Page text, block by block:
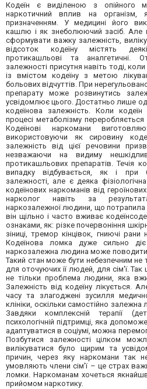
Кодеїн є виділеною з опійного
наркотичний вплив на
призначенням. У медицині його
кашлю і як знеболюючий засіб. Але
сформувати важку залежність,
відсоток кодеїну містять
протикашльові та аналгетичні.
залежності присутня навіть тоді,
із вмістом кодеїну з метою
больових відчуттів. При
препарату може розвинутись
усвідомлює цього. Достатньо лише
кодеїнова залежність. Коли
процесі метаболізму переробляється
Кодеїнові наркомани
використовуючи як сировину
залежність від цієї речовини
незважаючи на видиму
протикашльових препаратів. Течія
випадку відбувається, як і при
залежності, але є деяка
кодеїнових наркоманів від
нарколог навіть за
наркозалежної людини, що
він щільно і часто вживає
ознаками, як: різке почервоніння
зіниці, тремор кінцівок, гниючі рани
Кодеїнова ломка дуже сильно
наркозалежна людина може
Такий стан може бути небезпечним не
для оточуючих її людей, для сім'ї.
не тільки проблема людини, яка
Залежність від кодеїну лікується.
часу та злагоджені зусилля
клініки, оскільки самостійно
Завдяки комплексній терапії
психологічній підтримці, яка
адаптуватися в соціумі, можна
Позбутися залежності цілком
вилікуватися було щирим та
причин, через яку наркомани так
умовляють члени сім'ї – це страх
ломки. Наркоманам хочеться
прийомом наркотику.